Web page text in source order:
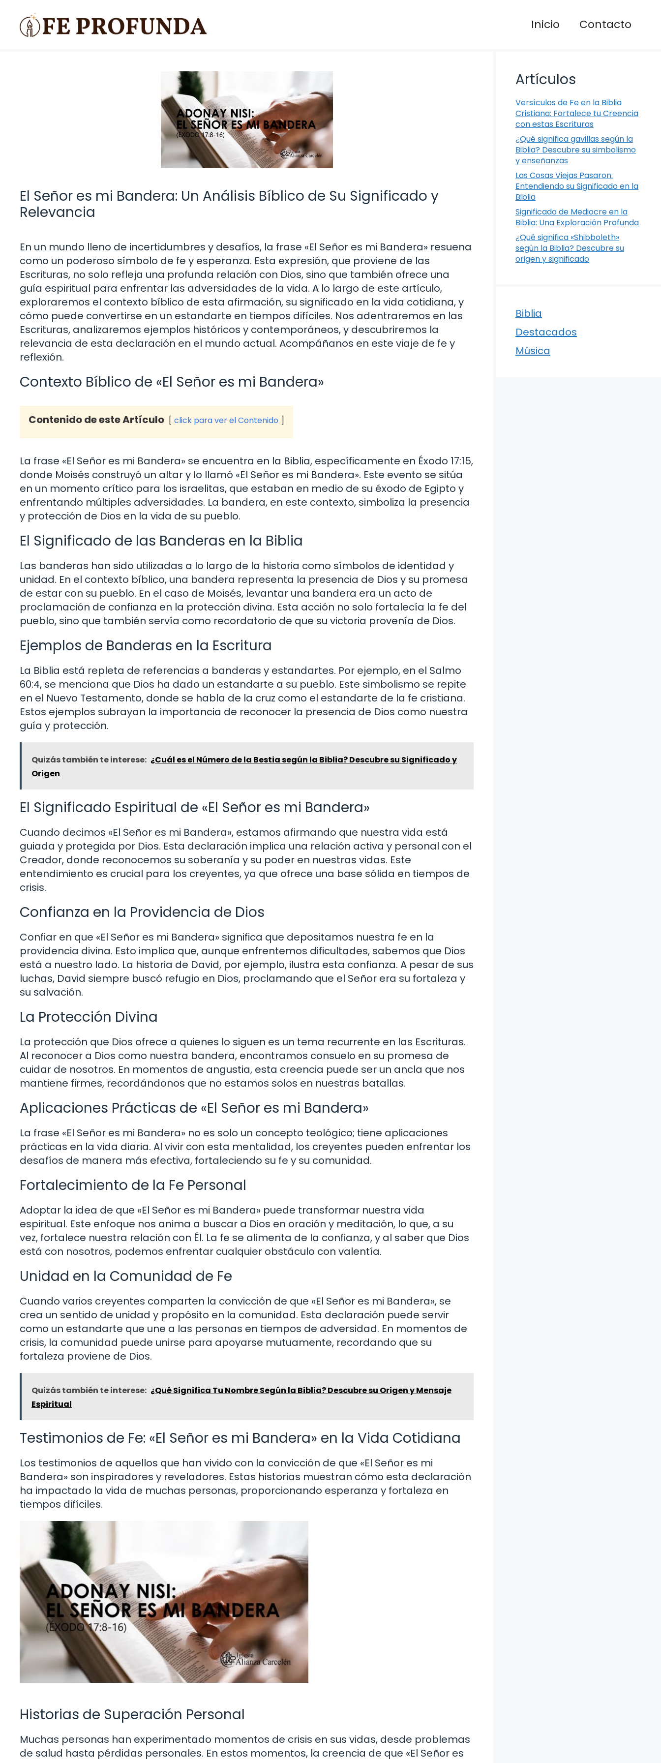
contenido
Inicio Contacto
El Señor es mi Bandera: Un Análisis Bíblico de Su Significado y
Relevancia
En un mundo lleno de incertidumbres y desafíos, la frase «El Señor es mi Bandera» resuena
como un poderoso símbolo de fe y esperanza. Esta expresión, que proviene de las
Escrituras, no solo refleja una profunda relación con Dios, sino que también ofrece una
guía espiritual para enfrentar las adversidades de la vida. A lo largo de este artículo,
exploraremos el contexto bíblico de esta afirmación, su significado en la vida cotidiana, y
cómo puede convertirse en un estandarte en tiempos difíciles. Nos adentraremos en las
Escrituras, analizaremos ejemplos históricos y contemporáneos, y descubriremos la
relevancia de esta declaración en el mundo actual. Acompáñanos en este viaje de fe y
reflexión.
Contexto Bíblico de «El Señor es mi Bandera»
Contenido de este Artículo click para ver el Contenido
La frase «El Señor es mi Bandera» se encuentra en la Biblia, específicamente en Éxodo 17:15,
donde Moisés construyó un altar y lo llamó «El Señor es mi Bandera». Este evento se sitúa
en un momento crítico para los israelitas, que estaban en medio de su éxodo de Egipto y
enfrentando múltiples adversidades. La bandera, en este contexto, simboliza la presencia
y protección de Dios en la vida de su pueblo.
El Significado de las Banderas en la Biblia
Las banderas han sido utilizadas a lo largo de la historia como símbolos de identidad y
unidad. En el contexto bíblico, una bandera representa la presencia de Dios y su promesa
de estar con su pueblo. En el caso de Moisés, levantar una bandera era un acto de
proclamación de confianza en la protección divina. Esta acción no solo fortalecía la fe del
pueblo, sino que también servía como recordatorio de que su victoria provenía de Dios.
Ejemplos de Banderas en la Escritura
La Biblia está repleta de referencias a banderas y estandartes. Por ejemplo, en el Salmo
60:4, se menciona que Dios ha dado un estandarte a su pueblo. Este simbolismo se repite
en el Nuevo Testamento, donde se habla de la cruz como el estandarte de la fe cristiana.
Estos ejemplos subrayan la importancia de reconocer la presencia de Dios como nuestra
guía y protección.
Quizás también te interese: ¿Cuál es el Número de la Bestia según la Biblia? Descubre su Significado y
Origen
El Significado Espiritual de «El Señor es mi Bandera»
Cuando decimos «El Señor es mi Bandera», estamos afirmando que nuestra vida está
guiada y protegida por Dios. Esta declaración implica una relación activa y personal con el
Creador, donde reconocemos su soberanía y su poder en nuestras vidas. Este
entendimiento es crucial para los creyentes, ya que ofrece una base sólida en tiempos de
crisis.
Confianza en la Providencia de Dios
Confiar en que «El Señor es mi Bandera» significa que depositamos nuestra fe en la
providencia divina. Esto implica que, aunque enfrentemos dificultades, sabemos que Dios
está a nuestro lado. La historia de David, por ejemplo, ilustra esta confianza. A pesar de sus
luchas, David siempre buscó refugio en Dios, proclamando que el Señor era su fortaleza y
su salvación.
La Protección Divina
La protección que Dios ofrece a quienes lo siguen es un tema recurrente en las Escrituras.
Al reconocer a Dios como nuestra bandera, encontramos consuelo en su promesa de
cuidar de nosotros. En momentos de angustia, esta creencia puede ser un ancla que nos
mantiene firmes, recordándonos que no estamos solos en nuestras batallas.
Aplicaciones Prácticas de «El Señor es mi Bandera»
La frase «El Señor es mi Bandera» no es solo un concepto teológico; tiene aplicaciones
prácticas en la vida diaria. Al vivir con esta mentalidad, los creyentes pueden enfrentar los
desafíos de manera más efectiva, fortaleciendo su fe y su comunidad.
Fortalecimiento de la Fe Personal
Adoptar la idea de que «El Señor es mi Bandera» puede transformar nuestra vida
espiritual. Este enfoque nos anima a buscar a Dios en oración y meditación, lo que, a su
vez, fortalece nuestra relación con Él. La fe se alimenta de la confianza, y al saber que Dios
está con nosotros, podemos enfrentar cualquier obstáculo con valentía.
Unidad en la Comunidad de Fe
Cuando varios creyentes comparten la convicción de que «El Señor es mi Bandera», se
crea un sentido de unidad y propósito en la comunidad. Esta declaración puede servir
como un estandarte que une a las personas en tiempos de adversidad. En momentos de
crisis, la comunidad puede unirse para apoyarse mutuamente, recordando que su
fortaleza proviene de Dios.
Quizás también te interese: ¿Qué Significa Tu Nombre Según la Biblia? Descubre su Origen y Mensaje
Espiritual
Testimonios de Fe: «El Señor es mi Bandera» en la Vida Cotidiana
Los testimonios de aquellos que han vivido con la convicción de que «El Señor es mi
Bandera» son inspiradores y reveladores. Estas historias muestran cómo esta declaración
ha impactado la vida de muchas personas, proporcionando esperanza y fortaleza en
tiempos difíciles.
Historias de Superación Personal
Muchas personas han experimentado momentos de crisis en sus vidas, desde problemas
de salud hasta pérdidas personales. En estos momentos, la creencia de que «El Señor es
Artículos
Versículos de Fe en la Biblia
Cristiana: Fortalece tu Creencia
con estas Escrituras
¿Qué significa gavillas según la
Biblia? Descubre su simbolismo
y enseñanzas
Las Cosas Viejas Pasaron:
Entendiendo su Significado en la
Biblia
Significado de Mediocre en la
Biblia: Una Exploración Profunda
¿Qué significa «Shibboleth»
según la Biblia? Descubre su
origen y significado
Biblia
Destacados
Música